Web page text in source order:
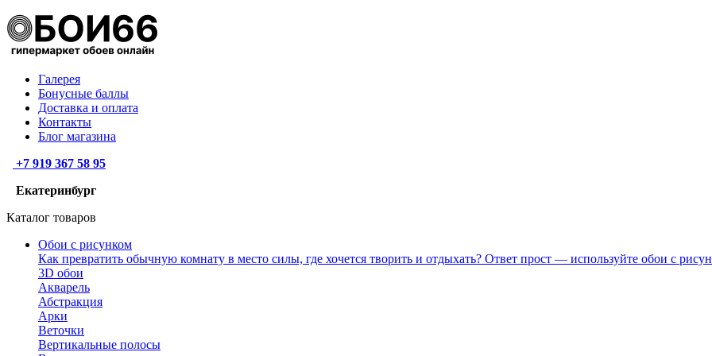
Галерея
Бонусные баллы
Доставка и оплата
Контакты
Блог магазина
+7 919 367 58 95
Екатеринбург
Каталог товаров
Обои с рисунком
Как превратить обычную комнату в место силы, где хочется творить и отдыхать? Ответ прост — используйте обои с
3D обои
Акварель
Абстракция
Арки
Веточки
Вертикальные полосы